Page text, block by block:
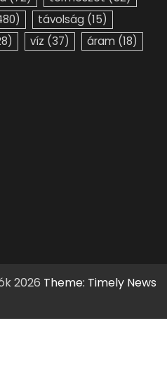
távolság (15)
víz (37) áram (18)
2026 Theme: Timely News